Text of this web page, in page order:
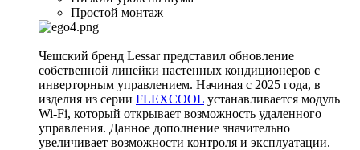
Простой монтаж
Чешский бренд Lessar представил обновление
собственной линейки настенных кондиционеров с
инверторным управлением. Начиная с 2025 года, в
изделия из серии FLEXCOOL устанавливается модуль
Wi-Fi, который открывает возможность удаленного
управления. Данное дополнение значительно
увеличивает возможности контроля и эксплуатации.